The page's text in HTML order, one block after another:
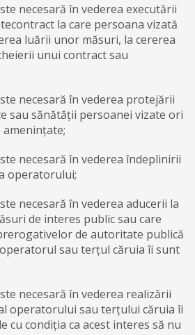
necesară în vederea executării
la care persoana vizată
luării unor măsuri, la cererea
unui contract sau
necesară în vederea protejării
sau sănătății persoanei vizate ori
necesară în vederea îndeplinirii
operatorului;
necesară în vederea aducerii la
de interes public sau care
de autoritate publică
sau terțul căruia îi sunt
necesară în vederea realizării
operatorului sau terțului căruia îi
cu condiția ca acest interes să nu